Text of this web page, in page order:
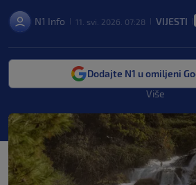
N1 Info 11. svi. 2026. 07:28 VIJESTI
Dodajte N1 u omiljeni
Više